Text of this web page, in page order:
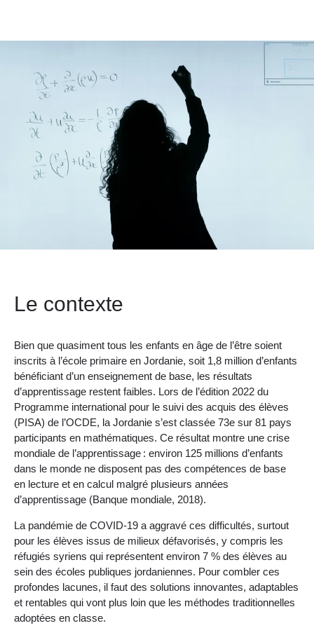
Le contexte
Bien que quasiment tous les enfants en âge de l’être soient
inscrits à l’école primaire en Jordanie, soit 1,8 million d’enfants
bénéficiant d’un enseignement de base, les résultats
d’apprentissage restent faibles. Lors de l’édition 2022 du
Programme international pour le suivi des acquis des élèves
(PISA) de l’OCDE, la Jordanie s’est classée 73e sur 81 pays
participants en mathématiques. Ce résultat montre une crise
mondiale de l’apprentissage : environ 125 millions d’enfants
dans le monde ne disposent pas des compétences de base
en lecture et en calcul malgré plusieurs années
d’apprentissage (Banque mondiale, 2018).
La pandémie de COVID-19 a aggravé ces difficultés, surtout
pour les élèves issus de milieux défavorisés, y compris les
réfugiés syriens qui représentent environ 7 % des élèves au
sein des écoles publiques jordaniennes. Pour combler ces
profondes lacunes, il faut des solutions innovantes, adaptables
et rentables qui vont plus loin que les méthodes traditionnelles
adoptées en classe.